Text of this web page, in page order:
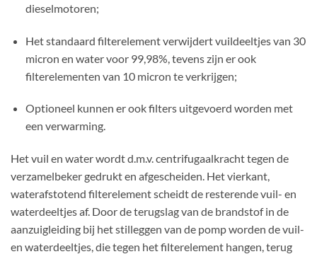
dieselmotoren;
Het standaard filterelement verwijdert vuildeeltjes van 30
micron en water voor 99,98%, tevens zijn er ook
filterelementen van 10 micron te verkrijgen;
Optioneel kunnen er ook filters uitgevoerd worden met
een verwarming.
Het vuil en water wordt d.m.v. centrifugaalkracht tegen de
verzamelbeker gedrukt en afgescheiden. Het vierkant,
waterafstotend filterelement scheidt de resterende vuil- en
waterdeeltjes af. Door de terugslag van de brandstof in de
aanzuigleiding bij het stilleggen van de pomp worden de vuil-
en waterdeeltjes, die tegen het filterelement hangen, terug